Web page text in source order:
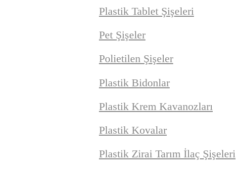
Plastik Tablet Şişeleri
Pet Şişeler
Polietilen Şişeler
Plastik Bidonlar
Plastik Krem Kavanozları
Plastik Kovalar
Plastik Zirai Tarım İlaç Şişeleri